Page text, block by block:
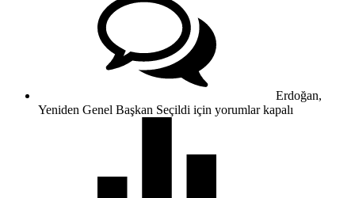
Erdoğan,
Yeniden Genel Başkan Seçildi için yorumlar kapalı